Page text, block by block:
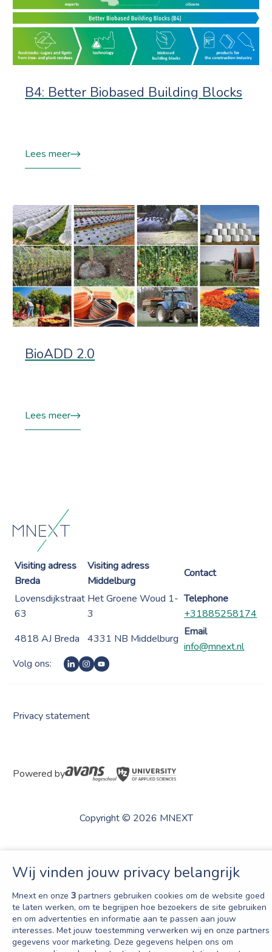
B4: Better Biobased Building Blocks
Lees meer
BioADD 2.0
Lees meer
Visiting adress
Breda
Visiting adress
Middelburg
Contact
Lovensdijkstraat
63
Het Groene Woud 1-
3
Telephone
+31885258174
4818 AJ Breda
4331 NB Middelburg
Email
info@mnext.nl
Volg ons:
Copyright © 2026 MNEXT
Powered by
Privacy statement
Wij vinden jouw privacy belangrijk
Mnext en onze 3 partners gebruiken cookies om de website goed
te laten werken, om te begrijpen hoe bezoekers de site gebruiken
en om advertenties en informatie aan te passen aan jouw
interesses. Met jouw toestemming verwerken wij en onze partners
gegevens voor marketing. Deze gegevens helpen ons om